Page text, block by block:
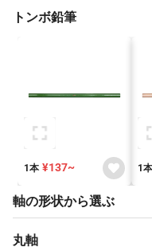
トンボ鉛筆
1本 ¥137~ 1本
軸の形状から選ぶ
丸軸